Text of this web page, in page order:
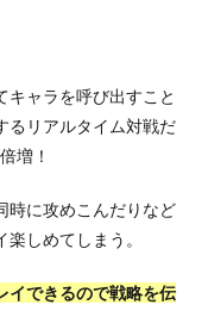
キャラを呼び出すこと
るリアルタイム対戦だ
増！
時に攻めこんだりなど
しめてしまう。
イできるので戦略を伝